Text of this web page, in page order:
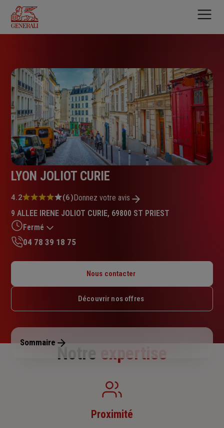
contenu
principal
LYON JOLIOT CURIE
Note
4.2
sur
5
étoiles
4.2 (6)Donnez votre avis
9 ALLEE IRENE JOLIOT CURIE, 69800 ST PRIEST
Fermé
Mardi : 09h – 12h30 / 14h – 18h
Jeudi : 09h – 12h30 / 14h – 18h
Dimanche : Fermé
04 78 39 18 75
Nous contacter
Découvrir nos offres
Sommaire
Notre expertise
Proximité